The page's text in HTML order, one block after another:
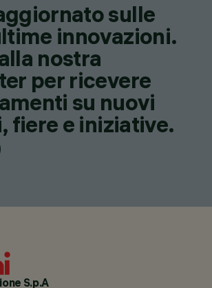
sulle
innovazioni.
nostra
per ricevere
su nuovi
fiere e iniziative.
S.p.A